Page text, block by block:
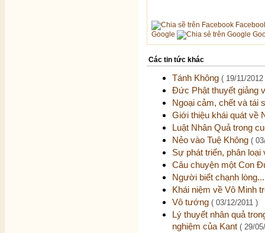
Google
Các tin tức khác
Tánh Không ( 19/11/2012
Đức Phật thuyết giảng
Ngoại cảm, chết và tái
Giới thiệu khái quát về
Luật Nhân Quả trong
Nẻo vào Tuệ Không (
Sự phát triển, phân
Câu chuyện một Con
Người biết chạnh
Khái niệm về Vô Minh
Vô tướng ( 03/12/2011 )
Lý thuyết nhân quả
nghiệm của Kant ( 29/